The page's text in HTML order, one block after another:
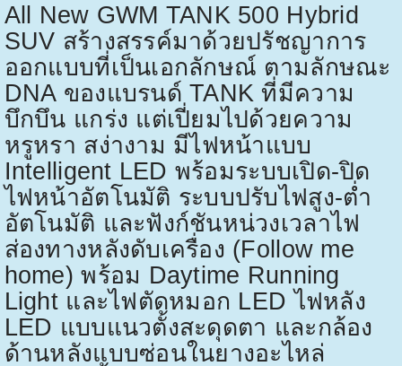
All New GWM TANK 500 Hybrid
SUV สร้างสรรค์มาด้วยปรัชญาการ
ออกแบบที่เป็นเอกลักษณ์ ตามลักษณะ
DNA ของแบรนด์TANKที่มีความ
บึกบึน แกร่ง แต่เปี่ยมไปด้วยความ
หรูหรา สง่างาม มีไฟหน้าแบบ
Intelligent LED พร้อมระบบเปิด-ปิด
ไฟหน้าอัตโนมัติ ระบบปรับไฟสูง-ต่ำ
อัตโนมัติ และฟังก์ชันหน่วงเวลาไฟ
ส่องทางหลังดับเครื่อง (Follow me
home)พร้อม Daytime Running
Light และไฟตัดหมอก LEDไฟหลัง
LED แบบแนวตั้งสะดุดตา และกล้อง
ด้านหลังแบบซ่อนในยางอะไหล่